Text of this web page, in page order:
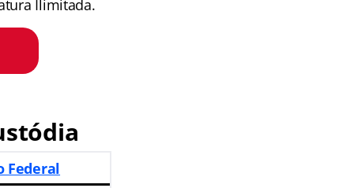
Ilimitada.
Federal